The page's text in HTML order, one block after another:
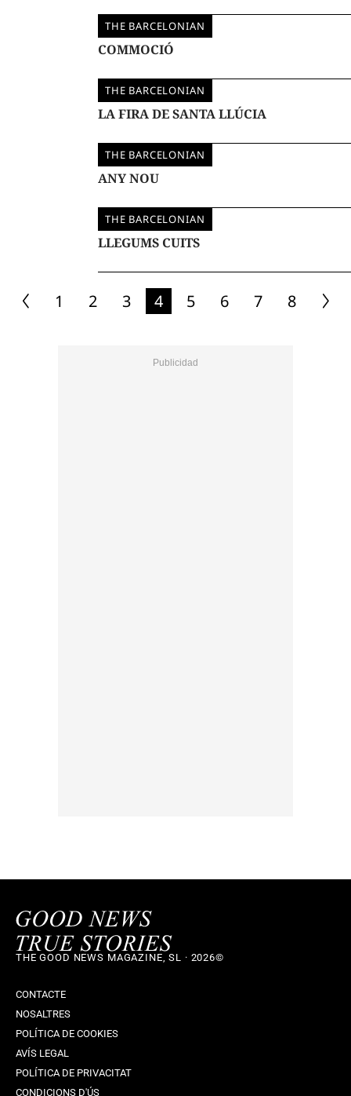
THE BARCELONIAN
COMMOCIÓ
THE BARCELONIAN
LA FIRA DE SANTA LLÚCIA
THE BARCELONIAN
ANY NOU
THE BARCELONIAN
LLEGUMS CUITS
1 2 3 4 5 6 7 8
THE GOOD NEWS MAGAZINE, SL · 2026©
CONTACTE
NOSALTRES
POLÍTICA DE COOKIES
AVÍS LEGAL
POLÍTICA DE PRIVACITAT
CONDICIONS D'ÚS